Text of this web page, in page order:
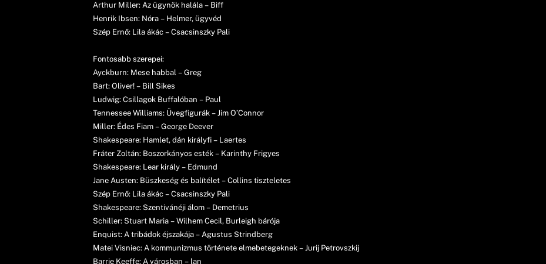
Arthur Miller: Az ügynök halála – Biff
Henrik Ibsen: Nóra – Helmer, ügyvéd
Szép Ernő: Lila ákác – Csacsinszky Pali
Fontosabb szerepei:
Ayckburn: Mese habbal – Greg
Bart: Oliver! – Bill Sikes
Ludwig: Csillagok Buffalóban – Paul
Tennessee Williams: Üvegfigurák – Jim O’Connor
Miller: Édes Fiam – George Deever
Shakespeare: Hamlet, dán királyfi – Laertes
Fráter Zoltán: Boszorkányos esték – Karinthy Frigyes
Shakespeare: Lear király – Edmund
Jane Austen: Büszkeség és balítélet – Collins tiszteletes
Szép Ernő: Lila ákác – Csacsinszky Pali
Shakespeare: Szentivánéji álom – Demetrius
Schiller: Stuart Maria – Wilhem Cecil, Burleigh bárója
Enquist: A tribádok éjszakája – Agustus Strindberg
Matei Visniec: A kommunizmus története elmebetegeknek – Jurij Petrovszkij
Barrie Keeffe: A városban – lan